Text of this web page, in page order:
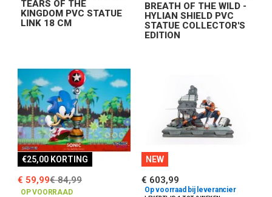
TEARS OF THE
KINGDOM PVC STATUE
LINK 18 CM
BREATH OF THE WILD -
HYLIAN SHIELD PVC
STATUE COLLECTOR'S
EDITION
€25,00 KORTING
€ 59,99€ 84,99
OP VOORRAAD
NEW
€ 603,99
Op voorraad bij leverancier